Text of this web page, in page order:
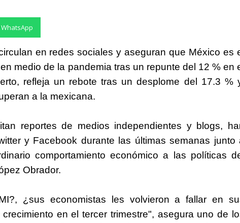
WhatsApp
en redes sociales y aseguran que México es
medio de la pandemia tras un repunte del 12 % en
refleja un rebote tras un desplome del 17.3 %
a la mexicana.
reportes de medios independientes y blogs,
y Facebook durante las últimas semanas junto
comportamiento económico a las políticas
Obrador.
¿sus economistas les volvieron a fallar en
en el tercer trimestre", asegura uno de